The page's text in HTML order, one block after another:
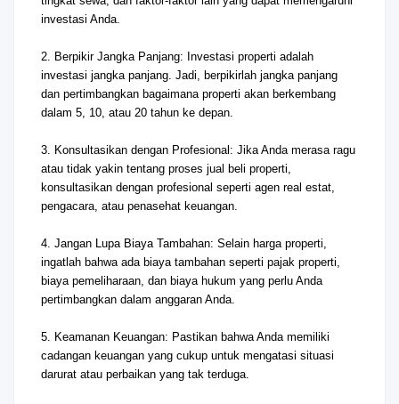
investasi Anda.
2. Berpikir Jangka Panjang: Investasi properti adalah
investasi jangka panjang. Jadi, berpikirlah jangka panjang
dan pertimbangkan bagaimana properti akan berkembang
dalam 5, 10, atau 20 tahun ke depan.
3. Konsultasikan dengan Profesional: Jika Anda merasa ragu
atau tidak yakin tentang proses jual beli properti,
konsultasikan dengan profesional seperti agen real estat,
pengacara, atau penasehat keuangan.
4. Jangan Lupa Biaya Tambahan: Selain harga properti,
ingatlah bahwa ada biaya tambahan seperti pajak properti,
biaya pemeliharaan, dan biaya hukum yang perlu Anda
pertimbangkan dalam anggaran Anda.
5. Keamanan Keuangan: Pastikan bahwa Anda memiliki
cadangan keuangan yang cukup untuk mengatasi situasi
darurat atau perbaikan yang tak terduga.